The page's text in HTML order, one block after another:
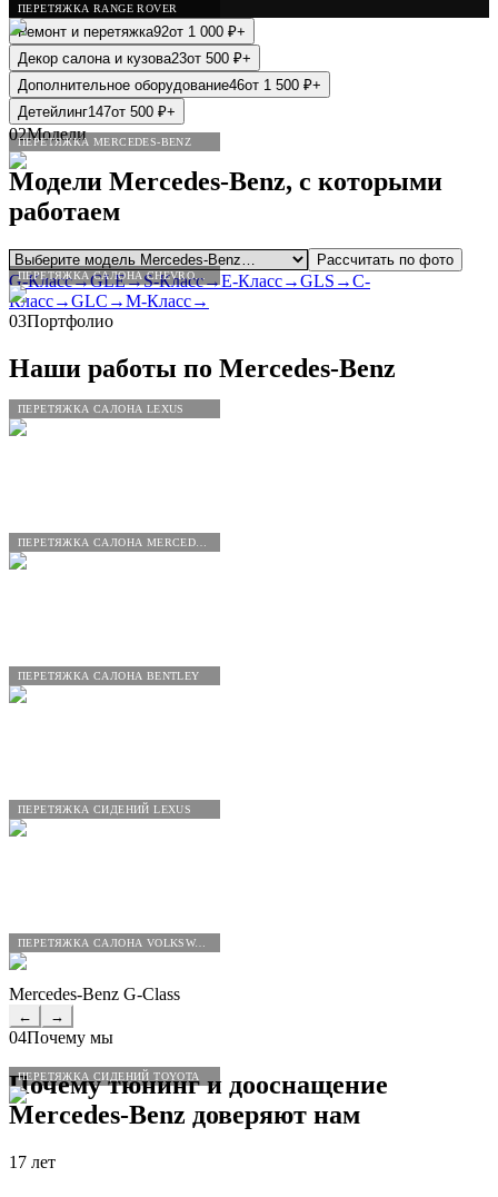
ПЕРЕТЯЖКА RANGE ROVER
ПЕРЕТЯЖКА MERCEDES-BENZ
ПЕРЕТЯЖКА САЛОНА LEXUS
ПЕРЕТЯЖКА САЛОНА BENTLEY
ПЕРЕТЯЖКА СИДЕНИЙ LEXUS
ПЕРЕТЯЖКА САЛОНА VOLKSWAGEN
ПЕРЕТЯЖКА СИДЕНИЙ TOYOTA
Ремонт и перетяжка92от 1 000 ₽+
Декор салона и кузова23от 500 ₽+
Дополнительное оборудование46от 1 500 ₽+
Детейлинг147от 500 ₽+
02Модели
Модели Mercedes-Benz, с которыми
работаем
Рассчитать по фото
G-Класс→GLE→S-Класс→E-Класс→GLS →C-
Класс→GLC →M-Класс→
03Портфолио
Наши работы по Mercedes-Benz
Mercedes-Benz G-Class
← →
04Почему мы
Почему тюнинг и дооснащение
Mercedes-Benz доверяют нам
17 лет